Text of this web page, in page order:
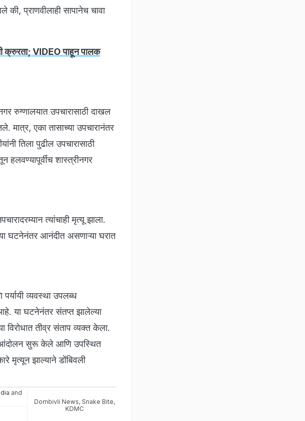
की, प्राणवीलाही सापानेच चावा
क्रुरता; VIDEO पाहून पालक
रुग्णालयात उपचारासाठी दाखल
मात्र, एका तासाच्या उपचारानंतर
तिला पुढील उपचारासाठी
हलवण्यापूर्वीच शास्त्रीनगर
त्यांचाही मृत्यू झाला.
घटनेनंतर आनंदीत असणाऱ्या घरात
व्यवस्था उपलब्ध
या घटनेनंतर संतप्त झालेल्या
विरोधात तीव्र संताप व्यक्त केला.
आंदोलन सुरू केले आणि उपस्थित
मृत्यून झाल्याने डोंबिवली
and
Dombivli News, Snake Bite,
KDMC